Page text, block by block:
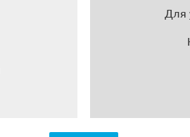
Для